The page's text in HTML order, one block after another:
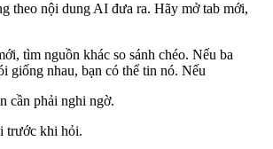
theo nội dung AI đưa ra. Hãy mở tab mới,
tìm nguồn khác so sánh chéo. Nếu ba
giống nhau, bạn có thể tin nó. Nếu
cần phải nghi ngờ.
trước khi hỏi.